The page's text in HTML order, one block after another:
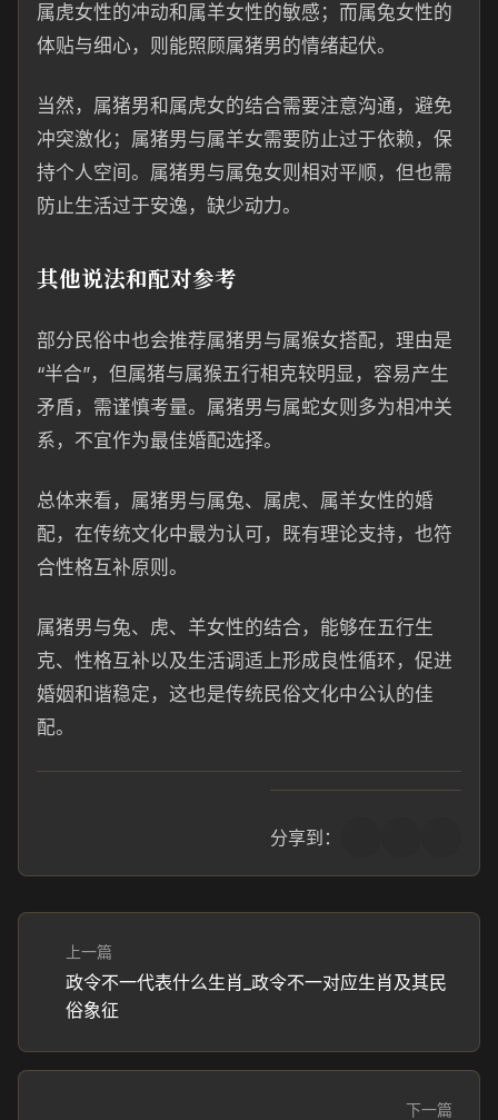
属虎女性的冲动和属羊女性的敏感；而属兔女性的
体贴与细心，则能照顾属猪男的情绪起伏。
当然，属猪男和属虎女的结合需要注意沟通，避免
冲突激化；属猪男与属羊女需要防止过于依赖，保
持个人空间。属猪男与属兔女则相对平顺，但也需
防止生活过于安逸，缺少动力。
其他说法和配对参考
部分民俗中也会推荐属猪男与属猴女搭配，理由是
“半合”，但属猪与属猴五行相克较明显，容易产生
矛盾，需谨慎考量。属猪男与属蛇女则多为相冲关
系，不宜作为最佳婚配选择。
总体来看，属猪男与属兔、属虎、属羊女性的婚
配，在传统文化中最为认可，既有理论支持，也符
合性格互补原则。
属猪男与兔、虎、羊女性的结合，能够在五行生
克、性格互补以及生活调适上形成良性循环，促进
婚姻和谐稳定，这也是传统民俗文化中公认的佳
配。
分享到：
上一篇
政令不一代表什么生肖_政令不一对应生肖及其民
俗象征
下一篇